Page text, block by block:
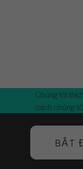
Chúng tôi
cách chúng
BẮT